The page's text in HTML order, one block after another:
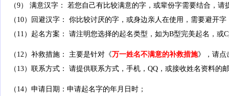
（9） 满意汉字： 若您自己有比较满意的字，或辈份字需要结合，请
（10）回避汉字： 你比较讨厌的字，或身边亲人在使用，需要避开
（11）起名方案： 请注明您选择的起名类型，如为B型完美起名，或
（12）补救措施： 主要是针对《万一姓名不满意的补救措施》，请点
（13）联系方式： 请提供联系方式，手机，QQ，或接收姓名资料的
（14）申请日期：申请起名字的年月日时；